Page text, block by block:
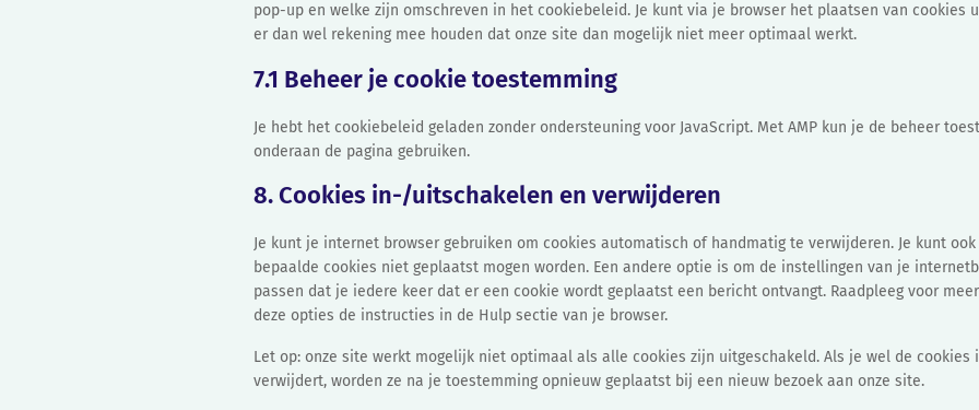
pop-up en welke zijn omschreven in het cookiebeleid. Je kunt via je browser het plaatsen van cookies
er dan wel rekening mee houden dat onze site dan mogelijk niet meer optimaal werkt.
7.1 Beheer je cookie toestemming
Je hebt het cookiebeleid geladen zonder ondersteuning voor JavaScript. Met AMP kun je de beheer
onderaan de pagina gebruiken.
8. Cookies in-/uitschakelen en verwijderen
Je kunt je internet browser gebruiken om cookies automatisch of handmatig te verwijderen. Je kunt
bepaalde cookies niet geplaatst mogen worden. Een andere optie is om de instellingen van je
passen dat je iedere keer dat er een cookie wordt geplaatst een bericht ontvangt. Raadpleeg voor
deze opties de instructies in de Hulp sectie van je browser.
Let op: onze site werkt mogelijk niet optimaal als alle cookies zijn uitgeschakeld. Als je wel de cookies
verwijdert, worden ze na je toestemming opnieuw geplaatst bij een nieuw bezoek aan onze site.